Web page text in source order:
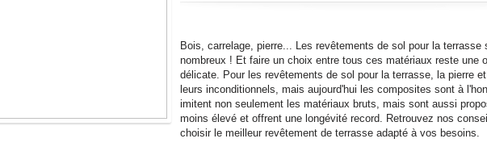
Bois, carrelage, pierre... Les revêtements de sol pour la terrasse
nombreux ! Et faire un choix entre tous ces matériaux reste une
délicate. Pour les revêtements de sol pour la terrasse, la pierre
leurs inconditionnels, mais aujourd'hui les composites sont à
imitent non seulement les matériaux bruts, mais sont aussi
moins élevé et offrent une longévité record. Retrouvez nos
choisir le meilleur revêtement de terrasse adapté à vos besoins.